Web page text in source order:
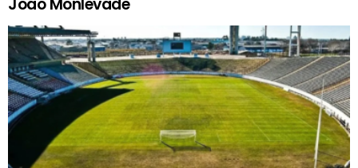
João Monlevade